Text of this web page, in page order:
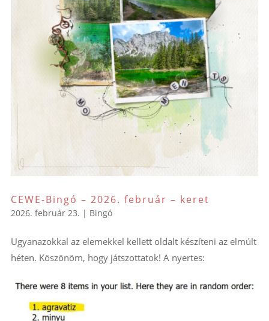
CEWE-Bingó – 2026. február – keret
2026. február 23. | Bingó
Ugyanazokkal az elemekkel kellett oldalt készíteni az elmúlt
héten. Köszönöm, hogy játszottatok! A nyertes: